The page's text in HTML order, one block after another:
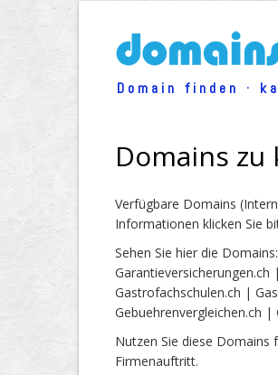
Domain finden ·
Domains zu
Verfügbare Domains
Informationen klicken Sie
Sehen Sie hier die
Gastrofachschulen.ch |
Gebuehrenvergleichen.ch
Nutzen Sie diese Domains
Firmenauftritt.